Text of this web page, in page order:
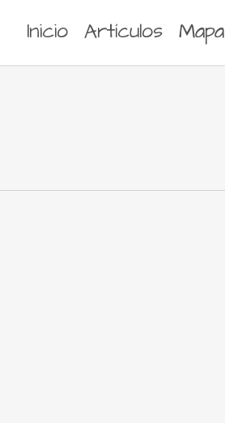
Inicio Artículos Mapa